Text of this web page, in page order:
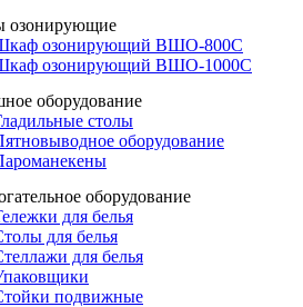
озонирующие
озонирующий ВШО-800С
озонирующий ВШО-1000С
оборудование
столы
оборудование
оборудование
для белья
для белья
для белья
подвижные